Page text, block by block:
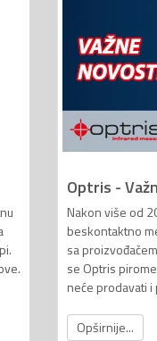
Optris -
Nakon više od
beskontaktno
sa
se Optris
neće prodavati
Opširnije...